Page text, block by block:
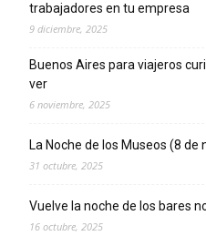
trabajadores en tu empresa
9 diciembre, 2025
Buenos Aires para viajeros
ver
6 noviembre, 2025
La Noche de los Museos (8 de
31 octubre, 2025
Vuelve la noche de los bares
16 octubre, 2025